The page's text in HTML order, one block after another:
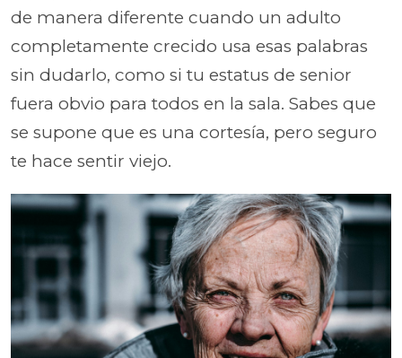
de manera diferente cuando un adulto
completamente crecido usa esas palabras
sin dudarlo, como si tu estatus de senior
fuera obvio para todos en la sala. Sabes que
se supone que es una cortesía, pero seguro
te hace sentir viejo.